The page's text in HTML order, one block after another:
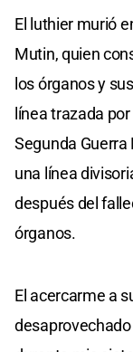
El luthier murió
Mutin, quien
los órganos y
línea trazada
Segunda
una línea
después del
órganos.
El acercarme a